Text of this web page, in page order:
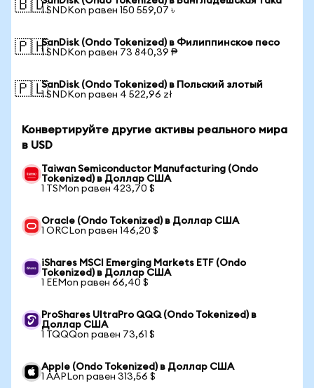
🇧🇩1 SNDKon равен 150 559,07 ৳
🇵🇭SanDisk (Ondo Tokenized) в Филиппинское песо
1 SNDKon равен 73 840,39 ₱
🇵🇱SanDisk (Ondo Tokenized) в Польский злотый
1 SNDKon равен 4 522,96 zł
Конвертируйте другие активы реального мира
в USD
Taiwan Semiconductor Manufacturing (Ondo
Tokenized) в Доллар США
1 TSMon равен 423,70 $
Oracle (Ondo Tokenized) в Доллар США
1 ORCLon равен 146,20 $
iShares MSCI Emerging Markets ETF (Ondo
Tokenized) в Доллар США
1 EEMon равен 66,40 $
ProShares UltraPro QQQ (Ondo Tokenized) в
Доллар США
1 TQQQon равен 73,61 $
Apple (Ondo Tokenized) в Доллар США
1 AAPLon равен 313,56 $